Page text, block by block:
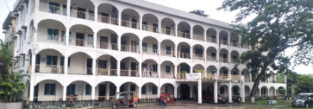
সারাদেশ
খেলা
বিনোদন
লাইফ
স্টাইল